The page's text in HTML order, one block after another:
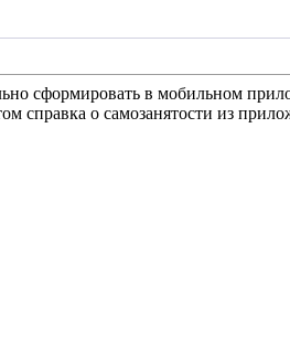
сформировать в мобильном
справка о самозанятости из